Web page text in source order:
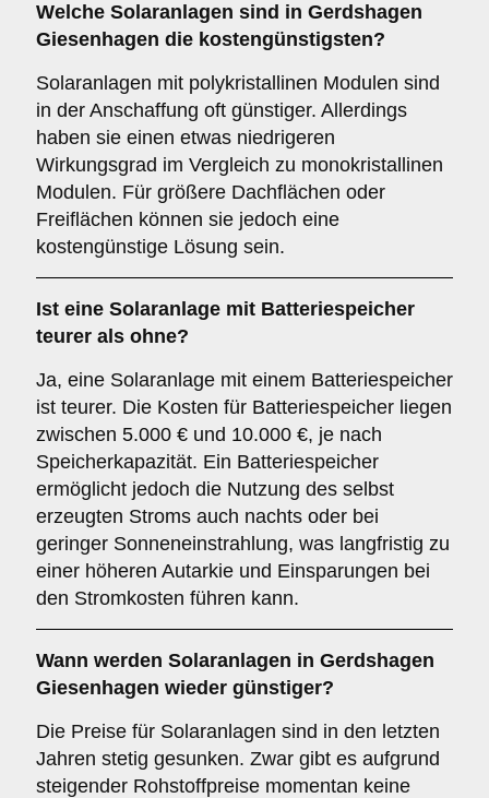
Welche Solaranlagen sind in Gerdshagen
Giesenhagen die kostengünstigsten?
Solaranlagen mit polykristallinen Modulen sind
in der Anschaffung oft günstiger. Allerdings
haben sie einen etwas niedrigeren
Wirkungsgrad im Vergleich zu monokristallinen
Modulen. Für größere Dachflächen oder
Freiflächen können sie jedoch eine
kostengünstige Lösung sein.
Ist eine Solaranlage mit Batteriespeicher
teurer als ohne?
Ja, eine Solaranlage mit einem Batteriespeicher
ist teurer. Die Kosten für Batteriespeicher liegen
zwischen 5.000 € und 10.000 €, je nach
Speicherkapazität. Ein Batteriespeicher
ermöglicht jedoch die Nutzung des selbst
erzeugten Stroms auch nachts oder bei
geringer Sonneneinstrahlung, was langfristig zu
einer höheren Autarkie und Einsparungen bei
den Stromkosten führen kann.
Wann werden Solaranlagen in Gerdshagen
Giesenhagen wieder günstiger?
Die Preise für Solaranlagen sind in den letzten
Jahren stetig gesunken. Zwar gibt es aufgrund
steigender Rohstoffpreise momentan keine